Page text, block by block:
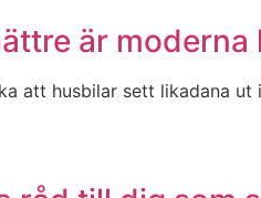
är moderna
att husbilar sett likadana ut